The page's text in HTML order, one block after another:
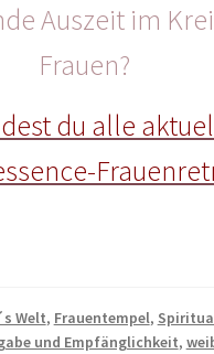
Auszeit im
Frauen?
du alle
Welt, Frauentempel,
und Empfänglichkeit,